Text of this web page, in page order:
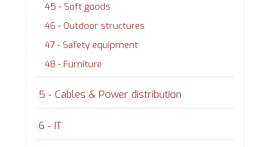
45 - Soft goods
46 - Outdoor structures
47 - Safety equipment
48 - Furniture
5 - Cables & Power distribution
6 - IT